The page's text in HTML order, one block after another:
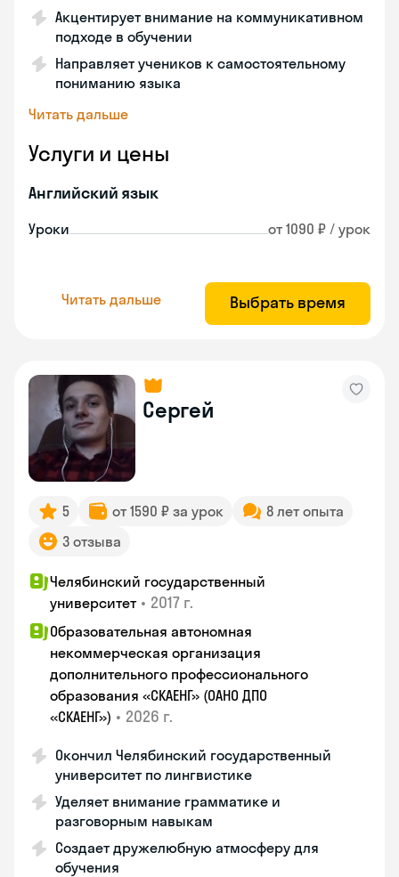
Акцентирует внимание на коммуникативном
подходе в обучении
Направляет учеников к самостоятельному
пониманию языка
Читать дальше
Услуги и цены
Английский язык
Уроки от 1090 ₽ / урок
Читать дальше Выбрать время
Сергей
5 от 1590 ₽ за урок
8 лет опыта
3 отзыва
Челябинский государственный
университет • 2017 г.
Образовательная автономная
некоммерческая организация
дополнительного профессионального
образования «СКАЕНГ» (ОАНО ДПО
«СКАЕНГ») • 2026 г.
Окончил Челябинский государственный
университет по лингвистике
Уделяет внимание грамматике и
разговорным навыкам
Создает дружелюбную атмосферу для
обучения